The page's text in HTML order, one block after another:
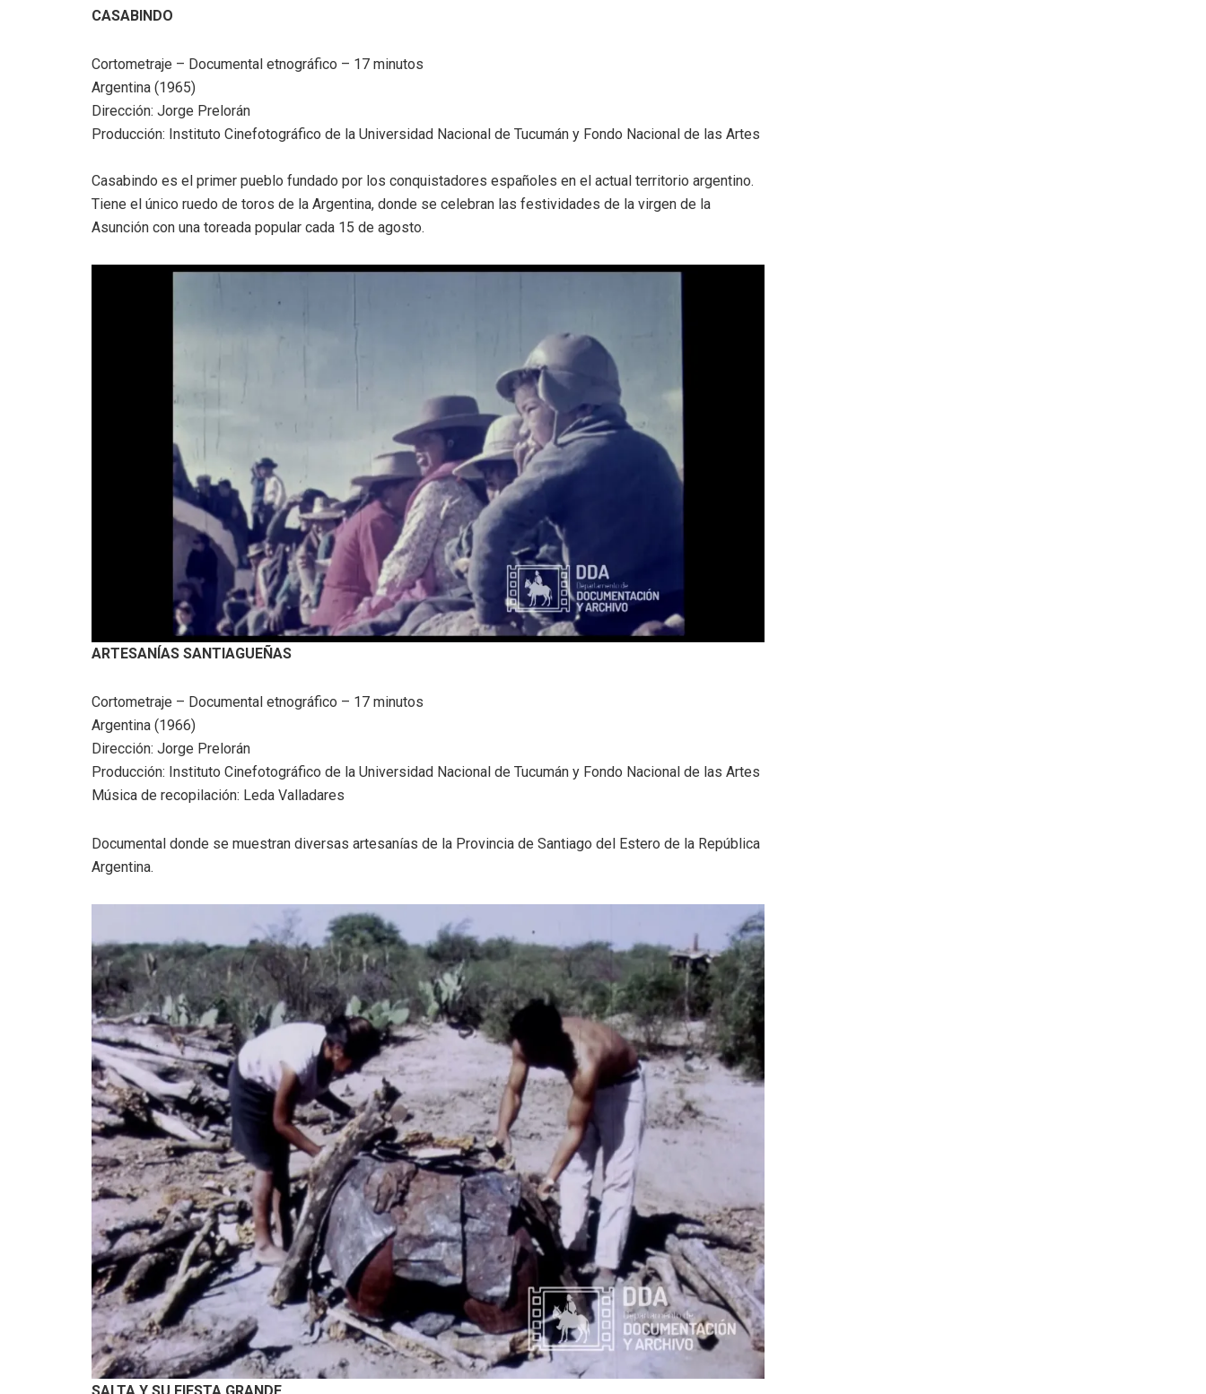
CASABINDO
Cortometraje – Documental etnográfico – 17 minutos
Argentina (1965)
Dirección: Jorge Prelorán
Producción: Instituto Cinefotográfico de la Universidad Nacional de Tucumán y Fondo Nacional de las Artes
Casabindo es el primer pueblo fundado por los conquistadores españoles en el actual territorio argentino.
Tiene el único ruedo de toros de la Argentina, donde se celebran las festividades de la virgen de la
Asunción con una toreada popular cada 15 de agosto.
ARTESANÍAS SANTIAGUEÑAS
Cortometraje – Documental etnográfico – 17 minutos
Argentina (1966)
Dirección: Jorge Prelorán
Producción: Instituto Cinefotográfico de la Universidad Nacional de Tucumán y Fondo Nacional de las Artes
Música de recopilación: Leda Valladares
Documental donde se muestran diversas artesanías de la Provincia de Santiago del Estero de la República
Argentina.